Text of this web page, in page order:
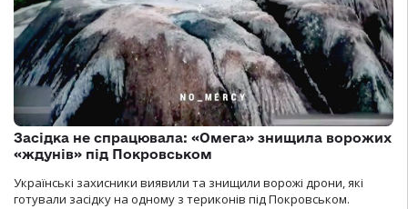
Засідка не спрацювала: «Омега» знищила ворожих
«ждунів» під Покровськом
Українські захисники виявили та знищили ворожі дрони, які
готували засідку на одному з териконів під Покровськом.